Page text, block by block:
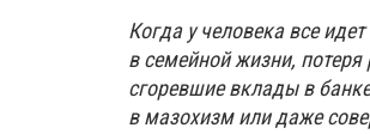
Когда у человека все
в семейной жизни,
сгоревшие вклады в
в мазохизм или даже